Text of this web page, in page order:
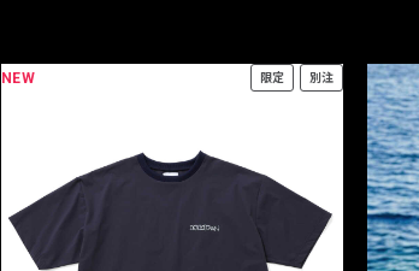
NEW 限定 別注